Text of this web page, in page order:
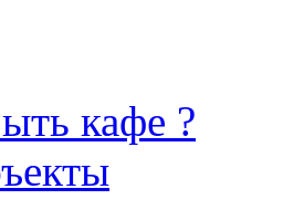
кафе ?